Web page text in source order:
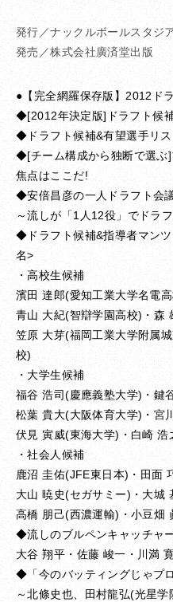
発行／ナックルボールスタジ
発売／株式会社廣済堂出版
●【完全網羅保存版】2012ド
◆[2012年決定版]ドラフト候
◆ドラフト候補&有望選手リス
◆[チーム構成から独断で選ぶ
焦点はここだ!
◆安倍昌彦の一人ドラフト会
～流しが「1人12役」でドラ
◆ドラフト候補&指導者マン
名>
・高校生候補
濱田 達郎(愛知工業大学名電
青山 大紀(智辯学園高校)・森
笠原 大芽(福岡工業大学附属
校)
・大学生候補
福谷 浩司(慶應義塾大学)・鍵
松葉 貴大(大阪体育大学)・宮
伏見 寅威(東海大学)・白崎 浩
・社会人候補
鹿沼 圭佑(JFE東日本)・田面
大山 暁史(セガサミー)・大城
高橋 朋己(西濃運輸)・小豆畑
◆流しのブルペンキャッチャ
大谷 翔平・佐藤 峻一・川満
◆「今のバッティングじゃプ
～北條史也、田村龍弘(光星